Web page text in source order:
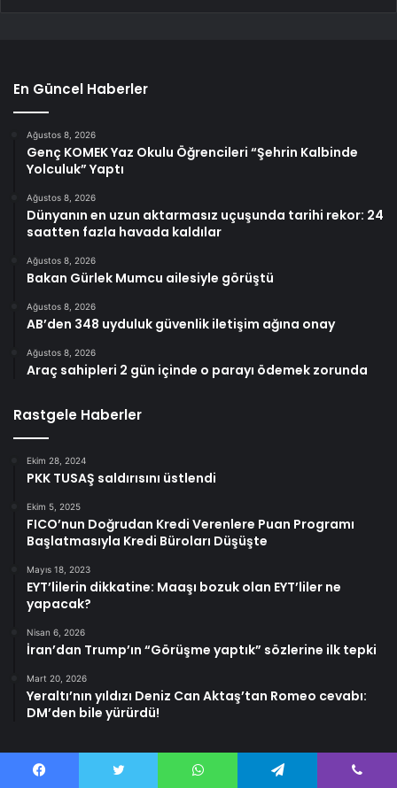
En Güncel Haberler
Ağustos 8, 2026
Genç KOMEK Yaz Okulu Öğrencileri “Şehrin Kalbinde
Yolculuk” Yaptı
Ağustos 8, 2026
Dünyanın en uzun aktarmasız uçuşunda tarihi rekor: 24
saatten fazla havada kaldılar
Ağustos 8, 2026
Bakan Gürlek Mumcu ailesiyle görüştü
Ağustos 8, 2026
AB’den 348 uyduluk güvenlik iletişim ağına onay
Ağustos 8, 2026
Araç sahipleri 2 gün içinde o parayı ödemek zorunda
Rastgele Haberler
Ekim 28, 2024
PKK TUSAŞ saldırısını üstlendi
Ekim 5, 2025
FICO’nun Doğrudan Kredi Verenlere Puan Programı
Başlatmasıyla Kredi Büroları Düşüşte
Mayıs 18, 2023
EYT’lilerin dikkatine: Maaşı bozuk olan EYT’liler ne
yapacak?
Nisan 6, 2026
İran’dan Trump’ın “Görüşme yaptık” sözlerine ilk tepki
Mart 20, 2026
Yeraltı’nın yıldızı Deniz Can Aktaş’tan Romeo cevabı:
DM’den bile yürürdü!